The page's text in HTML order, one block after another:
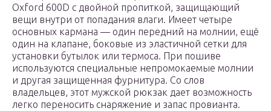
Oxford 600D с двойной пропиткой, защищающий
вещи внутри от попадания влаги. Имеет четыре
основных кармана — один передний на молнии, ещё
один на клапане, боковые из эластичной сетки для
установки бутылок или термоса. При пошиве
используются специальные непромокаемые молнии
и другая защищенная фурнитура. Со слов
владельцев, этот мужской рюкзак дает возможность
легко переносить снаряжение и запас провианта.